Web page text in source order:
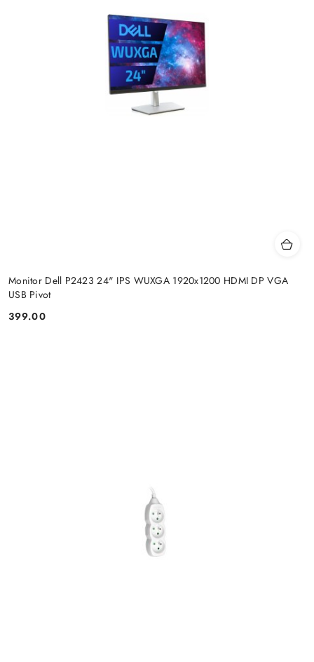
Monitor Dell P2423 24" IPS WUXGA 1920x1200 HDMI DP VGA
USB Pivot
Price:
399.00